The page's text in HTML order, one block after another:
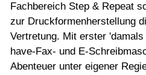
Fachbereich Step & Repeat
zur Druckformenherstellung
Vertretung. Mit erster
have-Fax- und E-
Abenteuer unter eigener